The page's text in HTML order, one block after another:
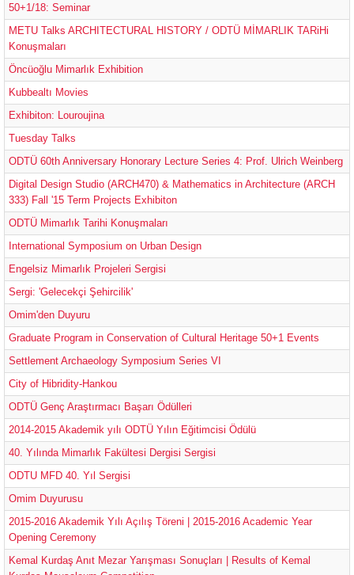
50+1/18: Seminar
METU Talks ARCHITECTURAL HISTORY / ODTÜ MİMARLIK TARiHi
Konuşmaları
Öncüoğlu Mimarlık Exhibition
Kubbealtı Movies
Exhibiton: Louroujina
Tuesday Talks
ODTÜ 60th Anniversary Honorary Lecture Series 4: Prof. Ulrich Weinberg
Digital Design Studio (ARCH470) & Mathematics in Architecture (ARCH
333) Fall '15 Term Projects Exhibiton
ODTÜ Mimarlık Tarihi Konuşmaları
International Symposium on Urban Design
Engelsiz Mimarlık Projeleri Sergisi
Sergi: 'Gelecekçi Şehircilik'
Omim'den Duyuru
Graduate Program in Conservation of Cultural Heritage 50+1 Events
Settlement Archaeology Symposium Series VI
City of Hibridity-Hankou
ODTÜ Genç Araştırmacı Başarı Ödülleri
2014-2015 Akademik yılı ODTÜ Yılın Eğitimcisi Ödülü
40. Yılında Mimarlık Fakültesi Dergisi Sergisi
ODTU MFD 40. Yıl Sergisi
Omim Duyurusu
2015-2016 Akademik Yılı Açılış Töreni | 2015-2016 Academic Year
Opening Ceremony
Kemal Kurdaş Anıt Mezar Yarışması Sonuçları | Results of Kemal